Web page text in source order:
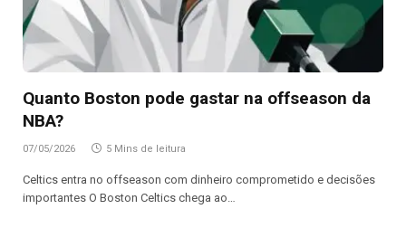
Quanto Boston pode gastar na offseason da
NBA?
07/05/2026 5 Mins de leitura
Celtics entra no offseason com dinheiro comprometido e decisões
importantes O Boston Celtics chega ao…